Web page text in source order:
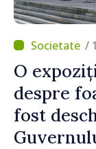
/
O
despre
fost